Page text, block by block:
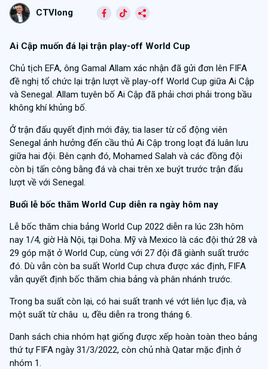
CTVlong
Ai Cập muốn đá lại trận play-off World Cup
Chủ tịch EFA, ông Gamal Allam xác nhận đã gửi đơn lên FIFA
đề nghị tổ chức lại trận lượt về play-off World Cup giữa Ai Cập
và Senegal. Allam tuyên bố Ai Cập đã phải chơi phải trong bầu
không khí khủng bố.
Ở trận đấu quyết định mới đây, tia laser từ cổ động viên
Senegal ảnh hưởng đến cầu thủ Ai Cập trong loạt đá luân lưu
giữa hai đội. Bên cạnh đó, Mohamed Salah và các đồng đội
còn bị tấn công bằng đá và chai trên xe buýt trước trận đấu
lượt về với Senegal.
Buổi lễ bốc thăm World Cup diễn ra ngày hôm nay
Lễ bốc thăm chia bảng World Cup 2022 diễn ra lúc 23h hôm
nay 1/4, giờ Hà Nội, tại Doha. Mỹ và Mexico là các đội thứ 28 và
29 góp mặt ở World Cup, cùng với 27 đội đã giành suất trước
đó. Dù vẫn còn ba suất World Cup chưa được xác định, FIFA
vẫn quyết định bốc thăm chia bảng và phân nhánh trước.
Trong ba suất còn lại, có hai suất tranh vé vớt liên lục địa, và
một suất từ châu u, đều diễn ra trong tháng 6.
Danh sách chia nhóm hạt giống được xếp hoàn toàn theo bảng
thứ tự FIFA ngày 31/3/2022, còn chủ nhà Qatar mặc định ở
nhóm 1.